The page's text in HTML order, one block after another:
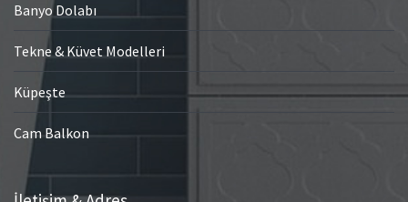
Banyo Dolabı
Tekne & Küvet Modelleri
Küpeşte
Cam Balkon